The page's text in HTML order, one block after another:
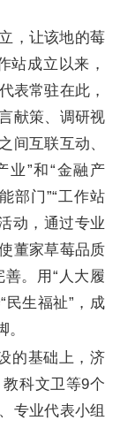
，让该地的莓
站成立以来，
表常驻在此，
献策、调研视
间互联互动、
业”和“金融产
部门”“工作站
动，通过专业
董家草莓品质
。用“人大履
民生福祉”，成
的基础上，济
科文卫等9个
专业代表小组